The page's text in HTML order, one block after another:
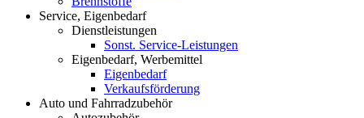
Service, Eigenbedarf
Dienstleistungen
Sonst. Service-Leistungen
Eigenbedarf, Werbemittel
Eigenbedarf
Verkaufsförderung
Auto und Fahrradzubehör